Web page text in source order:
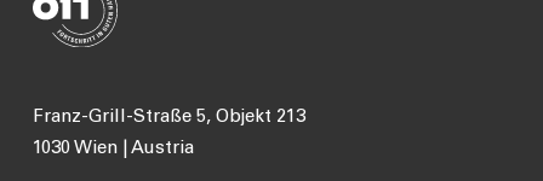
Franz-Grill-Straße 5, Objekt 213
1030 Wien | Austria